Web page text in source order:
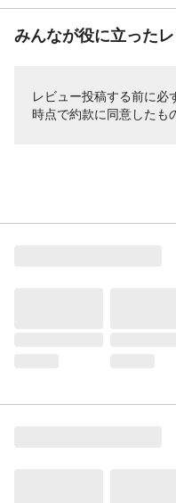
みんなが役に立った
レビュー投稿する前に必
時点で約款に同意したも